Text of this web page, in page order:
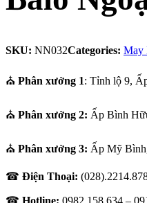
SKU: NN032Categories: May
⛪ Phân xưởng 1: Tỉnh lộ 9,
⛪ Phân xưởng 2: Ấp Bình
⛪ Phân xưởng 3: Ấp Mỹ
☎ Điện Thoại:
☎ Hotline: 0982.158.634 –